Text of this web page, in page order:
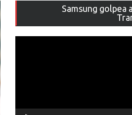
Samsung golpea